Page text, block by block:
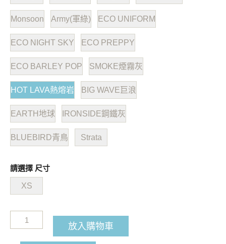
Monsoon Army(軍綠) ECO UNIFORM
ECO NIGHT SKY ECO PREPPY
ECO BARLEY POP SMOKE煙霧灰
HOT LAVA熱熔岩 BIG WAVE巨浪
EARTH地球 IRONSIDE鋼鐵灰
BLUEBIRD青鳥 Strata
請選擇 尺寸
XS
放入購物車